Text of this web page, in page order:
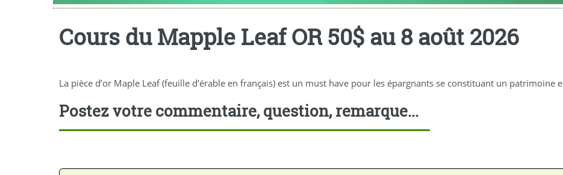
Cours du Mapple Leaf OR 50$ au 8 août 2026
La pièce d’or Maple Leaf (feuille d’érable en français) est un must have pour les épargnants se constituant un patrimoine
Postez votre commentaire, question, remarque...